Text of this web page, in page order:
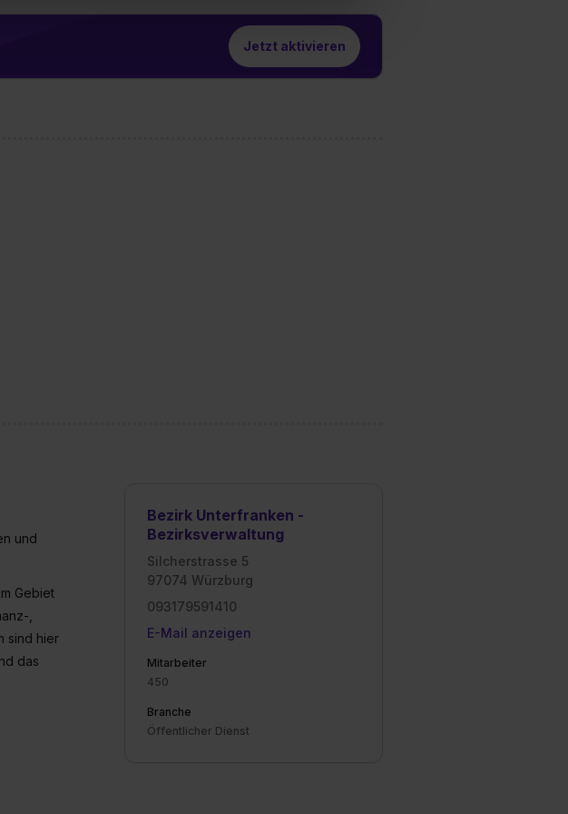
und klick auf „Auswahl erlauben“. Die
„Statistiken“ und „Social Media und Marketing“
(Art. 49 Abs. 1 S. 1 lit. a) DS-GVO). Die USA
II). Du kannst die von dir erteilte Einwilligung
Jetzt aktivieren
Bezirk Unterfranken -
Bezirksverwaltung
Silcherstrasse 5
97074 Würzburg
093179591410
E-Mail anzeigen
Mitarbeiter
450
Branche
Öffentlicher Dienst
und
Gebiet
,
sind hier
das